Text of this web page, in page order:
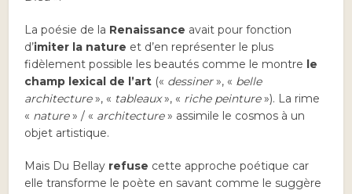
La poésie de la Renaissance avait pour fonction
d’imiter la nature et d’en représenter le plus
fidèlement possible les beautés comme le montre le
champ lexical de l’art (« dessiner», « belle
architecture», « tableaux», « riche peinture»). La rime
« nature» / « architecture» assimile le cosmos à un
objet artistique.
Mais Du Bellay refuse cette approche poétique car
elle transforme le poète en savant comme le suggère